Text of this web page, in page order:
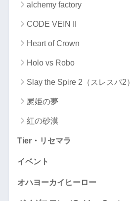
alchemy factory
CODE VEIN II
Heart of Crown
Holo vs Robo
Slay the Spire 2（スレスパ2）
屍姫の夢
紅の砂漠
Tier・リセマラ
イベント
オハヨーカイヒーロー